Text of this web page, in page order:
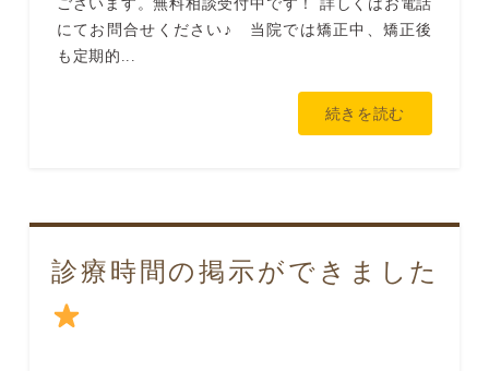
ございます。無料相談受付中です！ 詳しくはお電話
にてお問合せください♪ 当院では矯正中、矯正後
も定期的...
続きを読む
診療時間の掲示ができました